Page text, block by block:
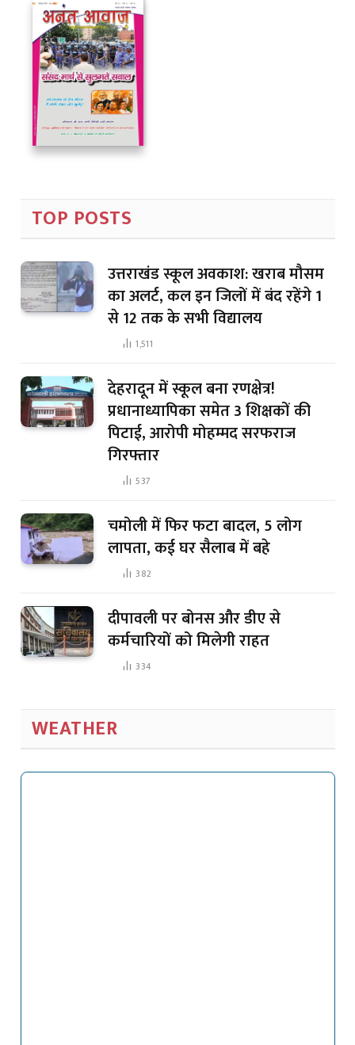
TOP POSTS
उत्तराखंड स्कूल अवकाश: खराब मौसम
का अलर्ट, कल इन जिलों में बंद रहेंगे 1
से 12 तक के सभी विद्यालय
1,511
देहरादून में स्कूल बना रणक्षेत्र!
प्रधानाध्यापिका समेत 3 शिक्षकों की
पिटाई, आरोपी मोहम्मद सरफराज
गिरफ्तार
537
चमोली में फिर फटा बादल, 5 लोग
लापता, कई घर सैलाब में बहे
382
दीपावली पर बोनस और डीए से
कर्मचारियों को मिलेगी राहत
334
WEATHER